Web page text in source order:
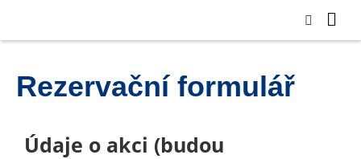
Rezervační formulář
Údaje o akci (budou